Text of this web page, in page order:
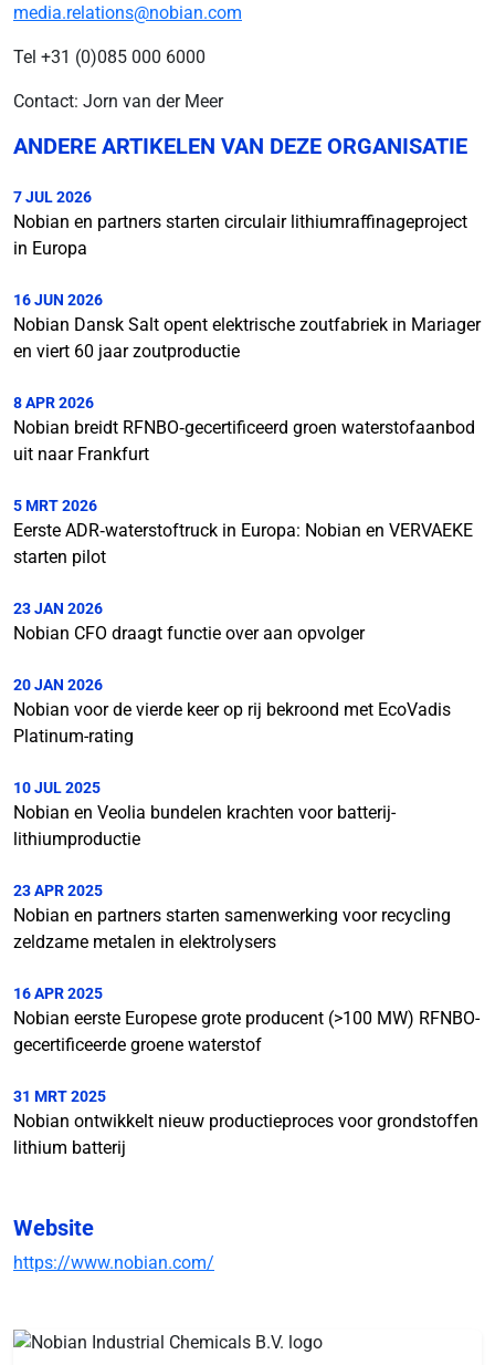
media.relations@nobian.com
Tel +31 (0)085 000 6000
Contact: Jorn van der Meer
ANDERE ARTIKELEN VAN DEZE ORGANISATIE
7 JUL 2026
Nobian en partners starten circulair lithiumraffinageproject
in Europa
16 JUN 2026
Nobian Dansk Salt opent elektrische zoutfabriek in Mariager
en viert 60 jaar zoutproductie
8 APR 2026
Nobian breidt RFNBO‑gecertificeerd groen waterstofaanbod
uit naar Frankfurt
5 MRT 2026
Eerste ADR‑waterstoftruck in Europa: Nobian en VERVAEKE
starten pilot
23 JAN 2026
Nobian CFO draagt functie over aan opvolger
20 JAN 2026
Nobian voor de vierde keer op rij bekroond met EcoVadis
Platinum-rating
10 JUL 2025
Nobian en Veolia bundelen krachten voor batterij-
lithiumproductie
23 APR 2025
Nobian en partners starten samenwerking voor recycling
zeldzame metalen in elektrolysers
16 APR 2025
Nobian eerste Europese grote producent (>100 MW) RFNBO-
gecertificeerde groene waterstof
31 MRT 2025
Nobian ontwikkelt nieuw productieproces voor grondstoffen
lithium batterij
Website
https://www.nobian.com/